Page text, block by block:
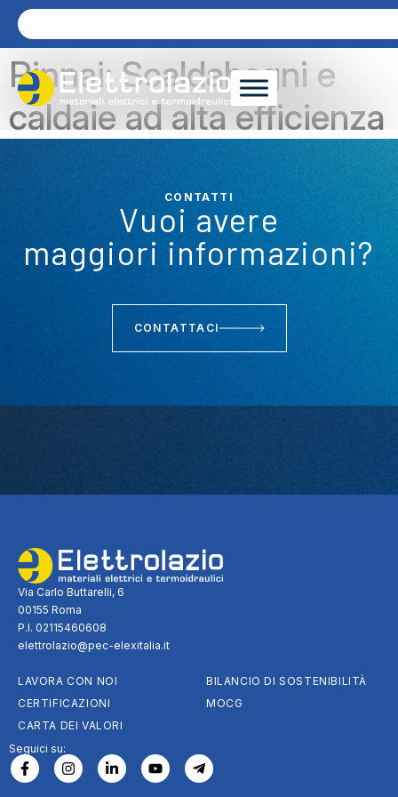
Rinnai: Scaldabagni e
caldaie ad alta efficienza
CONTATTI
Vuoi avere
maggiori informazioni?
CONTATTACI
Via Carlo Buttarelli, 6
00155 Roma
P.I. 02115460608
elettrolazio@pec-elexitalia.it
LAVORA CON NOI
CERTIFICAZIONI
CARTA DEI VALORI
BILANCIO DI SOSTENIBILITÀ
MOCG
Seguici su: